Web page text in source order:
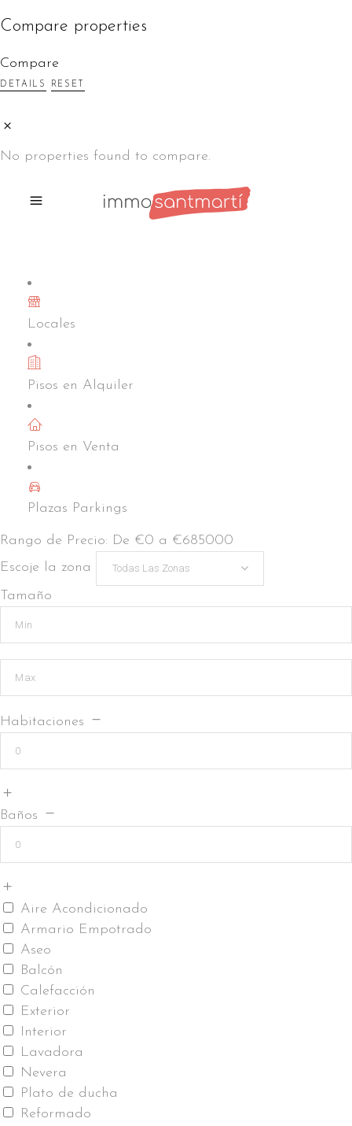
Compare properties
Compare
DETAILS RESET
No properties found to compare.
Locales
Pisos en Alquiler
Pisos en Venta
Plazas Parkings
Rango de Precio: De €0 a €685000
Escoje la zona
Todas Las Zonas
Tamaño
Habitaciones
Baños
Aire Acondicionado
Armario Empotrado
Aseo
Balcón
Calefacción
Exterior
Interior
Lavadora
Nevera
Plato de ducha
Reformado